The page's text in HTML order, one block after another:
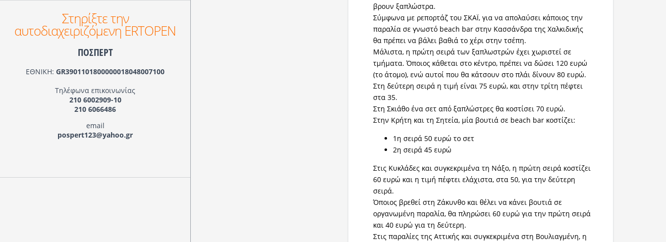
βρουν ξαπλώστρα.
Σύμφωνα με ρεπορτάζ του ΣΚΑΪ, για να απολαύσει κάποιος την
παραλία σε γνωστό beach bar στην Κασσάνδρα της Χαλκιδικής
θα πρέπει να βάλει βαθιά το χέρι στην τσέπη.
Μάλιστα, η πρώτη σειρά των ξαπλωστρών έχει χωριστεί σε
τμήματα. Όποιος κάθεται στο κέντρο, πρέπει να δώσει 120 ευρώ
(το άτομο), ενώ αυτοί που θα κάτσουν στο πλάι δίνουν 80 ευρώ.
Στη δεύτερη σειρά η τιμή είναι 75 ευρώ, και στην τρίτη πέφτει
στα 35.
Στη Σκιάθο ένα σετ από ξαπλώστρες θα κοστίσει 70 ευρώ.
Στην Κρήτη και τη Σητεία, μία βουτιά σε beach bar κοστίζει:
1η σειρά 50 ευρώ το σετ
2η σειρά 45 ευρώ
Στις Κυκλάδες και συγκεκριμένα τη Νάξο, η πρώτη σειρά κοστίζει
60 ευρώ και η τιμή πέφτει ελάχιστα, στα 50, για την δεύτερη
σειρά.
Όποιος βρεθεί στη Ζάκυνθο και θέλει να κάνει βουτιά σε
οργανωμένη παραλία, θα πληρώσει 60 ευρώ για την πρώτη σειρά
και 40 ευρώ για τη δεύτερη.
Στις παραλίες της Αττικής και συγκεκριμένα στη Βουλιαγμένη, η
Στηρίξτε την
αυτοδιαχειριζόμενη ERTOPEN
ΠΟΣΠΕΡΤ
ΕΘΝΙΚΗ: GR3901101800000018048007100
Τηλέφωνα επικοινωνίας
210 6002909-10
210 6066486
email
pospert123@yahoo.gr